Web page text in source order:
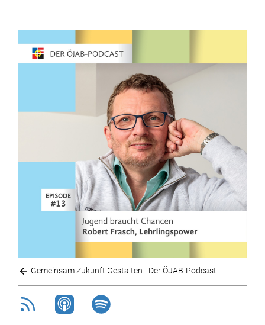
Gemeinsam Zukunft Gestalten - Der ÖJAB-Podcast